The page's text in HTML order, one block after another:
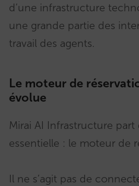
d’une infrastructure
une grande partie des
travail des agents.
Le moteur de
évolue
Mirai AI Infrastructure part
essentielle : le moteur de
Il ne s’agit pas de